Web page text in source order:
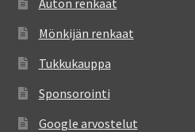
Mönkijän renkaat
Tukkukauppa
Sponsorointi
Google arvostelut